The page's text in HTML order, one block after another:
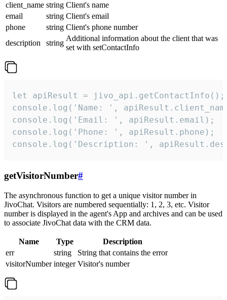
client_name string Client's name
email
string Client's email
phone
string Client's phone number
description
string
Additional information about the client that was
set with setContactInfo
let apiResult = jivo_api.getContactInfo();
console.log('Name: ',
console.log('Email: ', apiResult.email);
console.log('Phone: ', apiResult.phone);
console.log('Description: ',
getVisitorNumber#
The asynchronous function to get a unique visitor number in
JivoChat. Visitors are numbered sequentially: 1, 2, 3, etc. Visitor
number is displayed in the agent's App and archives and can be used
to associate JivoChat data with the CRM data.
Name Type
Description
err
string
String that contains the error
visitorNumber integer Visitor's number